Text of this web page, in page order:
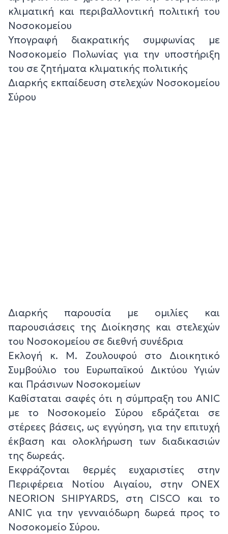
κλιματική και περιβαλλοντική πολιτική του
Νοσοκομείου
Υπογραφή διακρατικής συμφωνίας με
Νοσοκομείο Πολωνίας για την υποστήριξη
του σε ζητήματα κλιματικής πολιτικής
Διαρκής εκπαίδευση στελεχών Νοσοκομείου
Σύρου
Διαρκής παρουσία με ομιλίες και
παρουσιάσεις της Διοίκησης και στελεχών
του Νοσοκομείου σε διεθνή συνέδρια
Εκλογή κ. Μ. Ζουλουφού στο Διοικητικό
Συμβούλιο του Ευρωπαϊκού Δικτύου Υγιών
και Πράσινων Νοσοκομείων
Καθίσταται σαφές ότι η σύμπραξη του ANIC
με το Νοσοκομείο Σύρου εδράζεται σε
στέρεες βάσεις, ως εγγύηση, για την επιτυχή
έκβαση και ολοκλήρωση των διαδικασιών
της δωρεάς.
Εκφράζονται θερμές ευχαριστίες στην
Περιφέρεια Νοτίου Αιγαίου, στην ΟΝΕΧ
NEORION SHIPYARDS, στη CISCO και το
ΑNIC για την γενναιόδωρη δωρεά προς το
Νοσοκομείο Σύρου.